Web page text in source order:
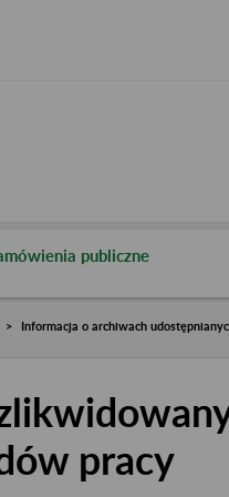
publiczne
Informacja o archiwach
pracy